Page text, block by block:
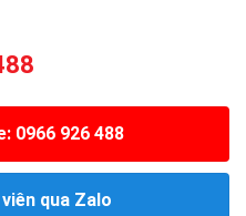
0966 926 488
qua Zalo